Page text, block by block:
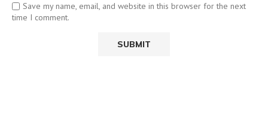
Save my name, email, and website in this browser for the next
time I comment.